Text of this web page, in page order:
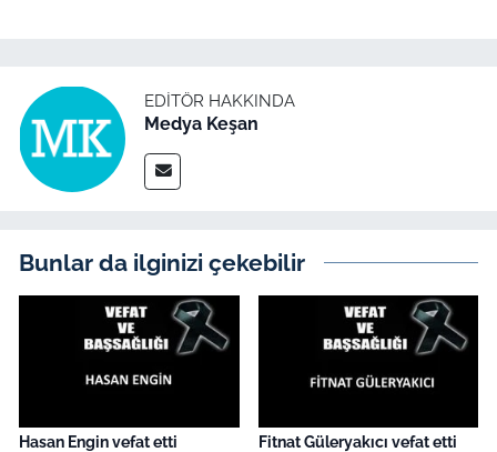
EDITÖR HAKKINDA
Medya Keşan
Bunlar da ilginizi çekebilir
Hasan Engin vefat etti Fitnat Güleryakıcı vefat etti
Flaş Haber
Dış Haberler
İş Dünyası
Bilim Teknoloji
English News
Canlı Maç